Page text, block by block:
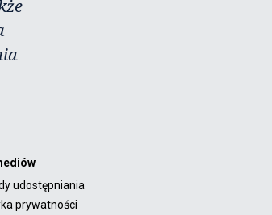
udostępniania
prywatności